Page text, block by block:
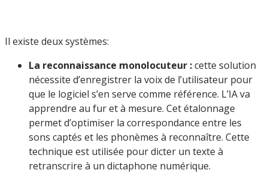
Il existe deux systèmes:
La reconnaissance monolocuteur :cette solution
nécessite d’enregistrer la voix de l’utilisateur pour
que le logiciel s’en serve comme référence. L’IA va
apprendre au fur et à mesure. Cet étalonnage
permet d’optimiser la correspondance entre les
sons captés et les phonèmes à reconnaître. Cette
technique est utilisée pour dicter un texte à
retranscrire à un dictaphone numérique.